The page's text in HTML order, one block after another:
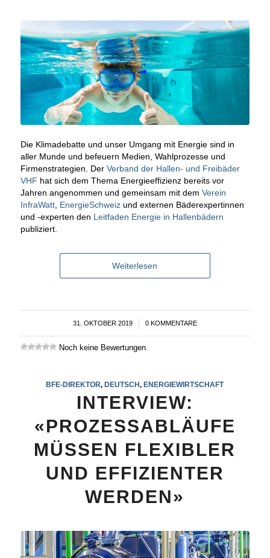
Die Klimadebatte und unser Umgang mit Energie sind in
aller Munde und befeuern Medien, Wahlprozesse und
Firmenstrategien. Der Verband der Hallen- und Freibäder
VHF hat sich dem Thema Energieeffizienz bereits vor
Jahren angenommen und gemeinsam mit dem Verein
InfraWatt, EnergieSchweizund externen Bäderexpertinnen
und -experten den Leitfaden Energie in Hallenbädern
publiziert.
Weiterlesen
31. OKTOBER 2019
/ 0 KOMMENTARE
Noch keine Bewertungen
BFE-DIREKTOR, DEUTSCH, ENERGIEWIRTSCHAFT
INTERVIEW:
«PROZESSABLÄUFE
MÜSSEN FLEXIBLER
UND EFFIZIENTER
WERDEN»